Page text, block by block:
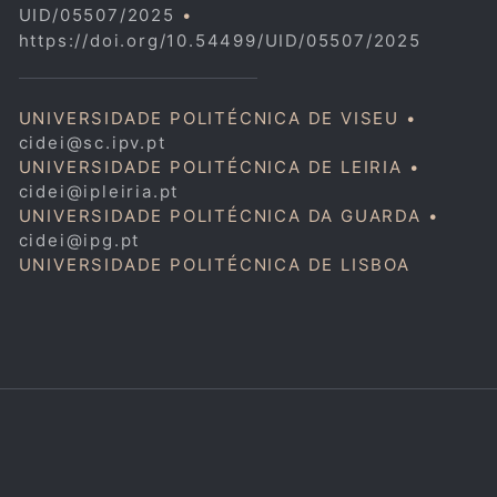
UID/05507/2025 •
https://doi.org/10.54499/UID/05507/2025
UNIVERSIDADE POLITÉCNICA DE VISEU •
cidei@sc.ipv.pt
UNIVERSIDADE POLITÉCNICA DE LEIRIA •
cidei@ipleiria.pt
UNIVERSIDADE POLITÉCNICA DA GUARDA •
cidei@ipg.pt
UNIVERSIDADE POLITÉCNICA DE LISBOA